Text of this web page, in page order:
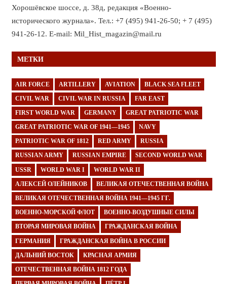
Хорошёвское шоссе, д. 38д, редакция «Военно-
исторического журнала». Тел.: +7 (495) 941-26-50; + 7 (495)
941-26-12. E-mail: Mil_Hist_magazin@mail.ru
МЕТКИ
AIR FORCE ARTILLERY AVIATION BLACK SEA FLEET
CIVIL WAR CIVIL WAR IN RUSSIA FAR EAST
FIRST WORLD WAR GERMANY GREAT PATRIOTIC WAR
GREAT PATRIOTIC WAR OF 1941—1945 NAVY
PATRIOTIC WAR OF 1812 RED ARMY RUSSIA
RUSSIAN ARMY RUSSIAN EMPIRE SECOND WORLD WAR
USSR WORLD WAR I WORLD WAR II
АЛЕКСЕЙ ОЛЕЙНИКОВ ВЕЛИКАЯ ОТЕЧЕСТВЕННАЯ ВОЙНА
ВЕЛИКАЯ ОТЕЧЕСТВЕННАЯ ВОЙНА 1941—1945 ГГ.
ВОЕННО-МОРСКОЙ ФЛОТ ВОЕННО-ВОЗДУШНЫЕ СИЛЫ
ВТОРАЯ МИРОВАЯ ВОЙНА ГРАЖДАНСКАЯ ВОЙНА
ГЕРМАНИЯ ГРАЖДАНСКАЯ ВОЙНА В РОССИИ
ДАЛЬНИЙ ВОСТОК КРАСНАЯ АРМИЯ
ОТЕЧЕСТВЕННАЯ ВОЙНА 1812 ГОДА